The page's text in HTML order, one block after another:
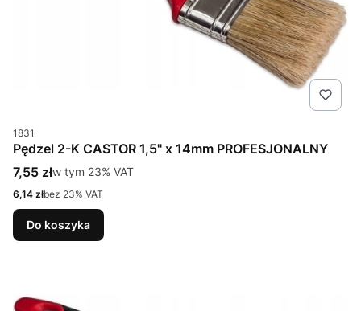
Kod produktu
1831
Pędzel 2-K CASTOR 1,5" x 14mm PROFESJONALNY
Cena brutto
7,55 złw tym %s VAT
w tym 23% VAT
Cena netto
6,14 złbez 23% VAT
Do koszyka